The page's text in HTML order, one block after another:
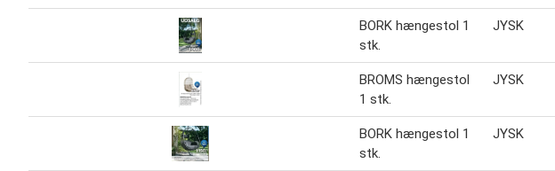
BORK hængestol 1
stk.
JYSK
BROMS hængestol
1 stk.
JYSK
BORK hængestol 1
stk.
JYSK